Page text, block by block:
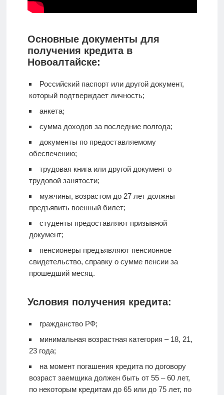
Основные документы для
получения кредита в
Новоалтайске:
Российский паспорт или другой документ,
который подтверждает личность;
анкета;
сумма доходов за последние полгода;
документы по предоставляемому
обеспечению;
трудовая книга или другой документ о
трудовой занятости;
мужчины, возрастом до 27 лет должны
предъявить военный билет;
студенты предоставляют призывной
документ;
пенсионеры предъявляют пенсионное
свидетельство, справку о сумме пенсии за
прошедший месяц.
Условия получения кредита:
гражданство РФ;
минимальная возрастная категория – 18, 21,
23 года;
на момент погашения кредита по договору
возраст заемщика должен быть от 55 – 60 лет,
по некоторым кредитам до 65 или до 75 лет, по